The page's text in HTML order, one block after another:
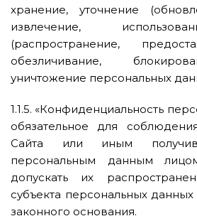
хранение, уточнение
извлечение,
(распространение,
обезличивание,
уничтожение персональных
1.1.5. «Конфиденциальность
обязательное для
Сайта или иным
персональным данным
допускать их
субъекта персональных
законного основания.